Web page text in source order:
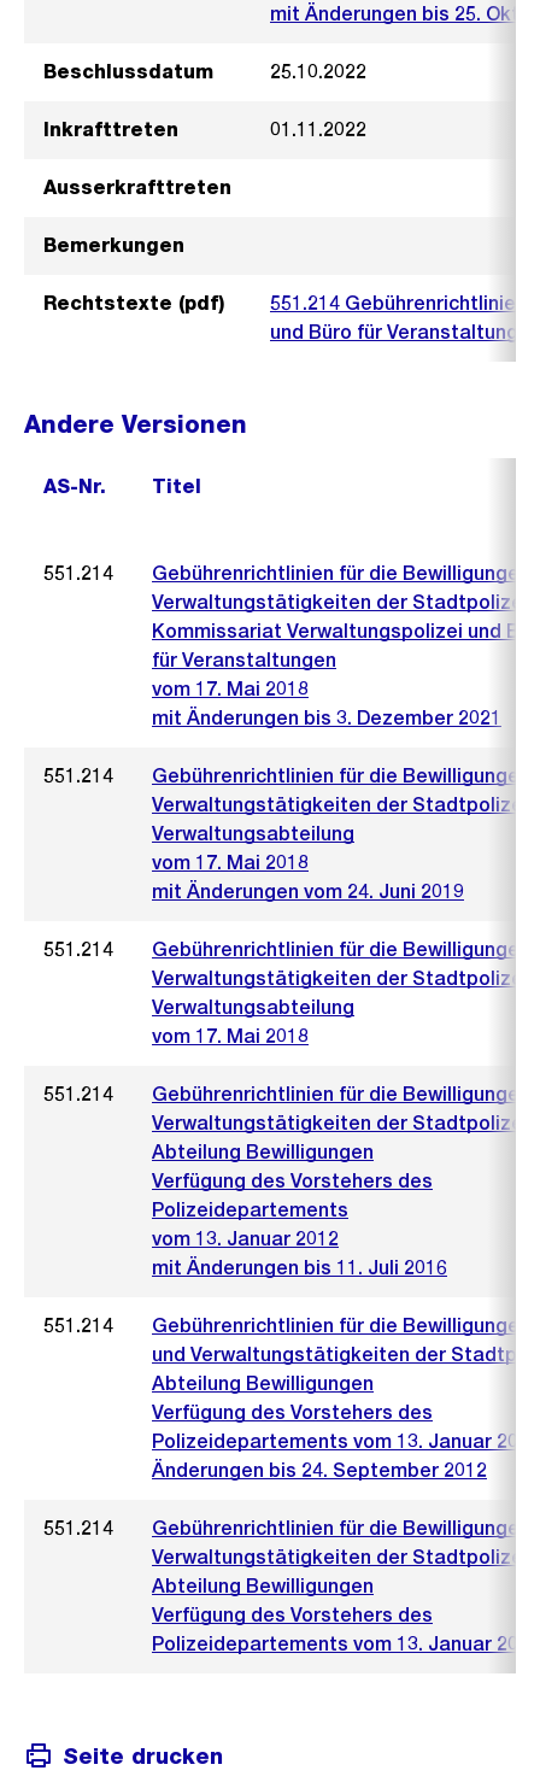
mit Änderungen bis 25.
Beschlussdatum 25.10.2022
Inkrafttreten 01.11.2022
Ausserkrafttreten
Bemerkungen
Rechtstexte (pdf)
551.214
und Büro für
Andere Versionen
AS-Nr. Titel
551.214
Gebührenrichtlinien für die Bewilligungen
Verwaltungstätigkeiten der Stadtpolizei,
Kommissariat Verwaltungspolizei und
für Veranstaltungen
vom 17. Mai 2018
mit Änderungen bis 3. Dezember 2021
551.214
Gebührenrichtlinien für die Bewilligungen
Verwaltungstätigkeiten der Stadtpolizei,
Verwaltungsabteilung
vom 17. Mai 2018
mit Änderungen vom 24. Juni 2019
551.214
Gebührenrichtlinien für die Bewilligungen
Verwaltungstätigkeiten der Stadtpolizei,
Verwaltungsabteilung
vom 17. Mai 2018
551.214
Gebührenrichtlinien für die Bewilligungen
Verwaltungstätigkeiten der Stadtpolizei,
Abteilung Bewilligungen
Verfügung des Vorstehers des
Polizeidepartements
vom 13. Januar 2012
mit Änderungen bis 11. Juli 2016
551.214
Gebührenrichtlinien für die Bewilligungen
und Verwaltungstätigkeiten der
Abteilung Bewilligungen
Verfügung des Vorstehers des
Polizeidepartements vom 13. Januar
Änderungen bis 24. September 2012
551.214
Gebührenrichtlinien für die Bewilligungen
Verwaltungstätigkeiten der Stadtpolizei
Abteilung Bewilligungen
Verfügung des Vorstehers des
Polizeidepartements vom 13. Januar 2012
Seite drucken